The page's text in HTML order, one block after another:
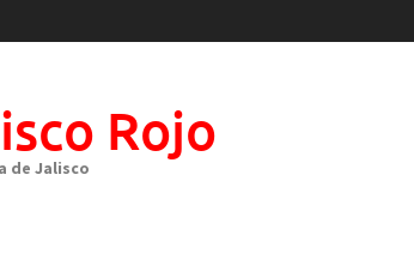
Rojo
de Jalisco